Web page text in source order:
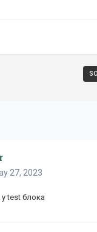
27, 2023
test блока